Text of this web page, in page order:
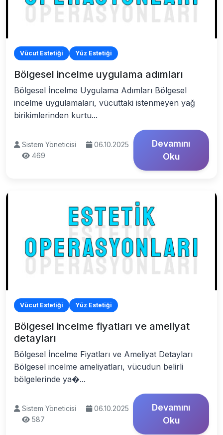
Vücut Estetiği Yüz Estetiği
Bölgesel incelme uygulama adımları
Bölgesel İncelme Uygulama Adımları Bölgesel
incelme uygulamaları, vücuttaki istenmeyen yağ
birikimlerinden kurtu...
Sistem Yöneticisi
06.10.2025
469
Devamını
Oku
Vücut Estetiği Yüz Estetiği
Bölgesel incelme fiyatları ve ameliyat
detayları
Bölgesel İncelme Fiyatları ve Ameliyat Detayları
Bölgesel incelme ameliyatları, vücudun belirli
bölgelerinde ya�...
Sistem Yöneticisi
06.10.2025
587
Devamını
Oku